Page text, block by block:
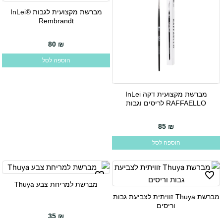
מברשת מקצועית דקה InLei
RAFFAELLO לריסים וגבות
85 ₪
הוספה לסל
מברשת מקצועית לגבות InLei®
Rembrandt
80 ₪
הוספה לסל
מברשת Thuya זוויתית לצביעת גבות
וריסים
מברשת למריחת צבע Thuya
35 ₪